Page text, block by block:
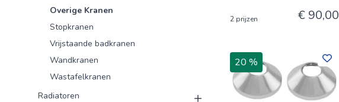
Overige Kranen
Stopkranen
Vrijstaande badkranen
Wandkranen
Wastafelkranen
Radiatoren
2 prijzen € 90,00
20 %